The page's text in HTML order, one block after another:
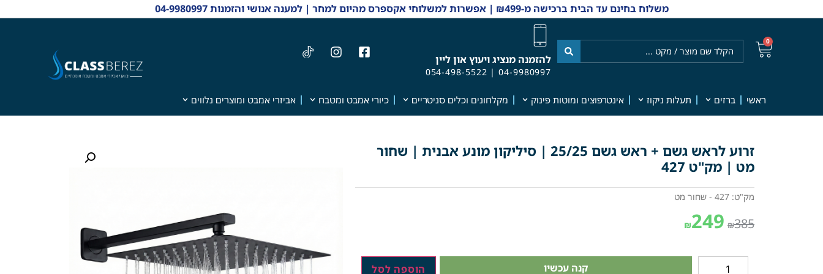
משלוח בחינם עד הבית ברכישה מ-₪499 | אפשרות למשלוחי אקספרס מהיום למחר | למענה אנושי והזמנות 04-9980997
0
להזמנה מנציג ויעוץ און ליין
04-9980997
|
054-498-5522
ראשי ברזים תעלות ניקוז אינטרפוצים ומוטות פינוק מקלחונים וכלים סניטריים כיורי אמבט ומטבח אביזרי אמבט ומוצרים נלווים
זרוע לראש גשם + ראש גשם 25/25 | סיליקון מונע אבנית | שחור
מט | מק"ט 427
מק"ט: 427 - שחור מט
₪385
₪249
קנה עכשיו הוספה לסל